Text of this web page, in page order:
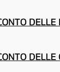
DELLE
DELLE